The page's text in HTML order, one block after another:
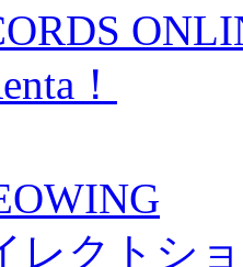
！
レクトシ